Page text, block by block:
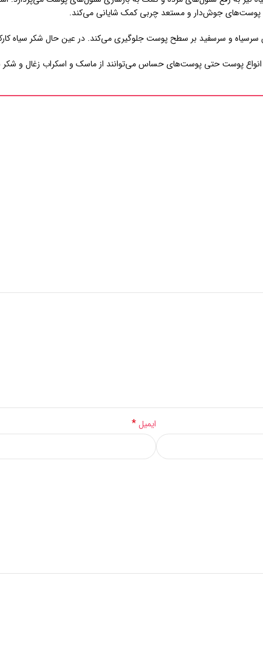
پوست‌های جوش‌دار و مستعد چربی کمک شایانی می‌کند.
و سرسفید بر سطح پوست جلوگیری می‌کند. در عین حال شکر سیاه
پوست حتی پوست‌های حساس می‌توانند از ماسک و اسکراب زغال و شکر
ایمیل*